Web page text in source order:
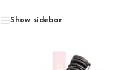
Show sidebar